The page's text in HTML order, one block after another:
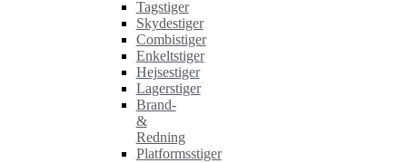
Tagstiger
Skydestiger
Combistiger
Enkeltstiger
Hejsestiger
Lagerstiger
Brand-
&
Redning
Platformsstiger